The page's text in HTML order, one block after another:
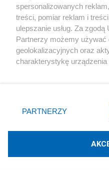
X Facebook
Technologię
spersonalizowanych
treści, pomiar reklam i
ulepszanie usług. Za
Partnerzy możemy używać
geolokalizacyjnych oraz
charakterystykę
zmienić/wycofać klikając
znajdujący się w lewym
rodzaje przetwarzania
użytkownika, ale masz
PARTNERZY